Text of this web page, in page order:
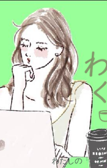
わたしの「こ